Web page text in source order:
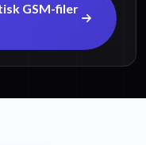
GSM-filer